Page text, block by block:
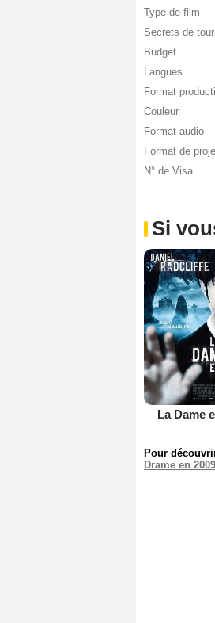
Type de film
Secrets de
Budget
Langues
Format
Couleur
Format audio
Format de
N° de Visa
Si
La Dame
Pour
Drame en 2009